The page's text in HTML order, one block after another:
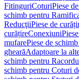
FitinguriCoturiPiese
schimb pentru
ReducţiiPiese de
curățireConexiuni
mufarePiese de
ghearăAdaptoare la
schimb pentru
schimb pentru Coturi